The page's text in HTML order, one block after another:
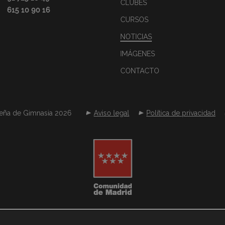
615 10 90 16
CLUBES
CURSOS
NOTICIAS
IMÁGENES
CONTACTO
de Gimnasia 2026 Aviso legal Política de privacidad